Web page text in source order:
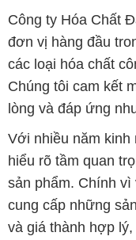
lòng và đáp ứng
Với nhiều năm kinh
hiểu rõ tầm quan
sản phẩm. Chính
cung cấp những
và giá thành hợp
nhất cho khách hàng.
Chúng tôi coi trọng
đặt tiêu chí "kinh
tín" lên hàng đầu.